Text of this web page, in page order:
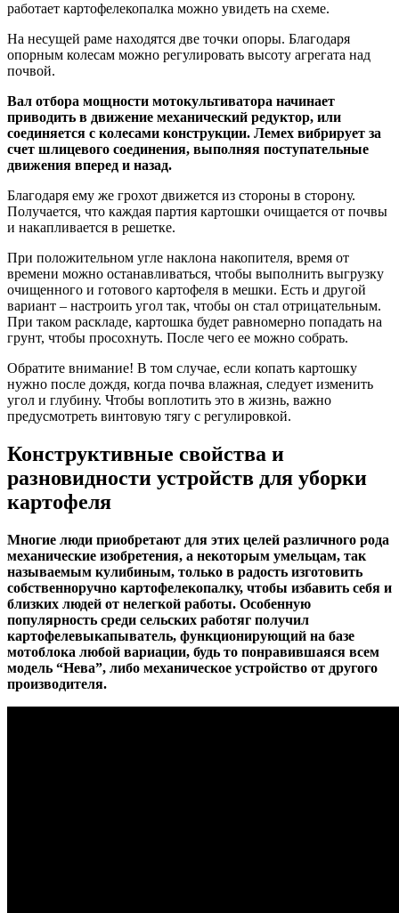
работает картофелекопалка можно увидеть на схеме.
На несущей раме находятся две точки опоры. Благодаря
опорным колесам можно регулировать высоту агрегата над
почвой.
Вал отбора мощности мотокультиватора начинает
приводить в движение механический редуктор, или
соединяется с колесами конструкции. Лемех вибрирует за
счет шлицевого соединения, выполняя поступательные
движения вперед и назад.
Благодаря ему же грохот движется из стороны в сторону.
Получается, что каждая партия картошки очищается от почвы
и накапливается в решетке.
При положительном угле наклона накопителя, время от
времени можно останавливаться, чтобы выполнить выгрузку
очищенного и готового картофеля в мешки. Есть и другой
вариант – настроить угол так, чтобы он стал отрицательным.
При таком раскладе, картошка будет равномерно попадать на
грунт, чтобы просохнуть. После чего ее можно собрать.
Обратите внимание! В том случае, если копать картошку
нужно после дождя, когда почва влажная, следует изменить
угол и глубину. Чтобы воплотить это в жизнь, важно
предусмотреть винтовую тягу с регулировкой.
Конструктивные свойства и
разновидности устройств для уборки
картофеля
Многие люди приобретают для этих целей различного рода
механические изобретения, а некоторым умельцам, так
называемым кулибиным, только в радость изготовить
собственноручно картофелекопалку, чтобы избавить себя и
близких людей от нелегкой работы. Особенную
популярность среди сельских работяг получил
картофелевыкапыватель, функционирующий на базе
мотоблока любой вариации, будь то понравившаяся всем
модель “Нева”, либо механическое устройство от другого
производителя.